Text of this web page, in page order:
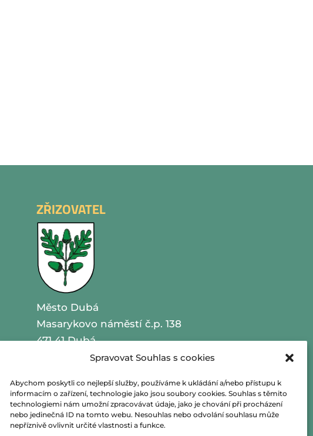
Spravovat Souhlas s cookies
Abychom poskytli co nejlepší služby, používáme k ukládání a/nebo přístupu k
informacím o zařízení, technologie jako jsou soubory cookies. Souhlas s těmito
technologiemi nám umožní zpracovávat údaje, jako je chování při procházení
nebo jedinečná ID na tomto webu. Nesouhlas nebo odvolání souhlasu může
nepříznivě ovlivnit určité vlastnosti a funkce.
ZŘIZOVATEL
Město Dubá
Masarykovo náměstí č.p. 138
471 41 Dubá
IČO 00260479
telefon 487 870 201
emailpodatelna@mestoduba.cz